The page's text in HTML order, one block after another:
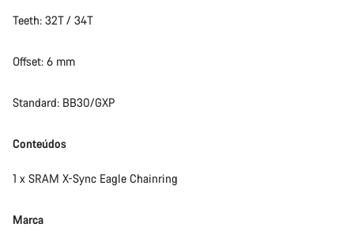
Teeth: 32T / 34T
Offset: 6 mm
Standard: BB30/GXP
Conteúdos
1 x SRAM X-Sync Eagle Chainring
Marca
responder às tuas perguntas.